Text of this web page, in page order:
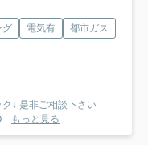
グ 電気有
都市ガス
↓ 是非ご相談下さい
もっと見る